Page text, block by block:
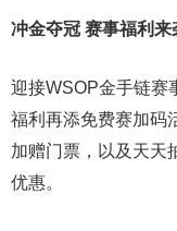
冲金夺冠 赛事福利
迎接WSOP金手链赛
福利再添免费赛加码
加赠门票，以及天
优惠。